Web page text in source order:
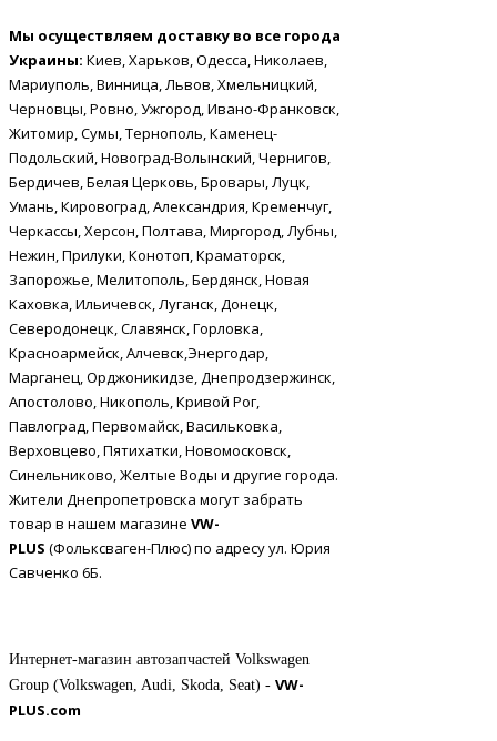
Мы осуществляем доставку во все города
Украины: Киев, Харьков, Одесса, Николаев,
Мариуполь, Винница, Львов, Хмельницкий,
Черновцы, Ровно, Ужгород, Ивано-Франковск,
Житомир, Сумы, Тернополь, Каменец-
Подольский, Новоград-Волынский, Чернигов,
Бердичев, Белая Церковь, Бровары, Луцк,
Умань, Кировоград, Александрия, Кременчуг,
Черкассы, Херсон, Полтава, Миргород, Лубны,
Нежин, Прилуки, Конотоп, Краматорск,
Запорожье, Мелитополь, Бердянск, Новая
Каховка, Ильичевск, Луганск, Донецк,
Северодонецк, Славянск, Горловка,
Красноармейск, Алчевск,Энергодар,
Марганец, Орджоникидзе, Днепродзержинск,
Апостолово, Никополь, Кривой Рог,
Павлоград, Первомайск, Васильковка,
Верховцево, Пятихатки, Новомосковск,
Синельниково, Желтые Воды и другие города.
Жители Днепропетровска могут забрать
товар в нашем магазине VW-
PLUS (Фольксваген-Плюс) по адресу ул. Юрия
Савченко 6Б.
Интернет-магазин автозапчастей Volkswagen
Group (Volkswagen, Audi, Skoda, Seat) - VW-
PLUS.com